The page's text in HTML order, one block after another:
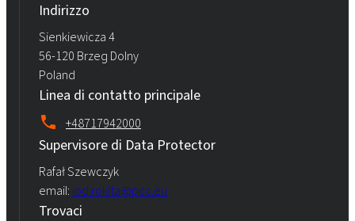
Indirizzo
Sienkiewicza 4
56-120 Brzeg Dolny
Poland
Linea di contatto principale
+48717942000
Supervisore di Data Protector
Rafał Szewczyk
email: iod.rokita@pcc.eu
Trovaci